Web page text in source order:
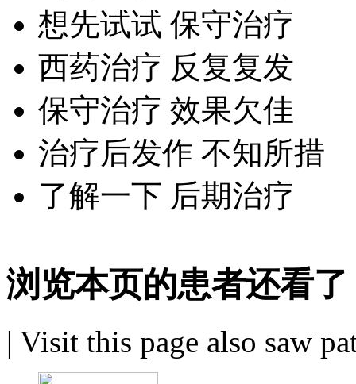
想先试试 保守治疗
西药治疗 反复复发
保守治疗 效果欠佳
治疗后发作 不知所措
了解一下 后期治疗
浏览本页的患者还看了
| Visit this page also saw